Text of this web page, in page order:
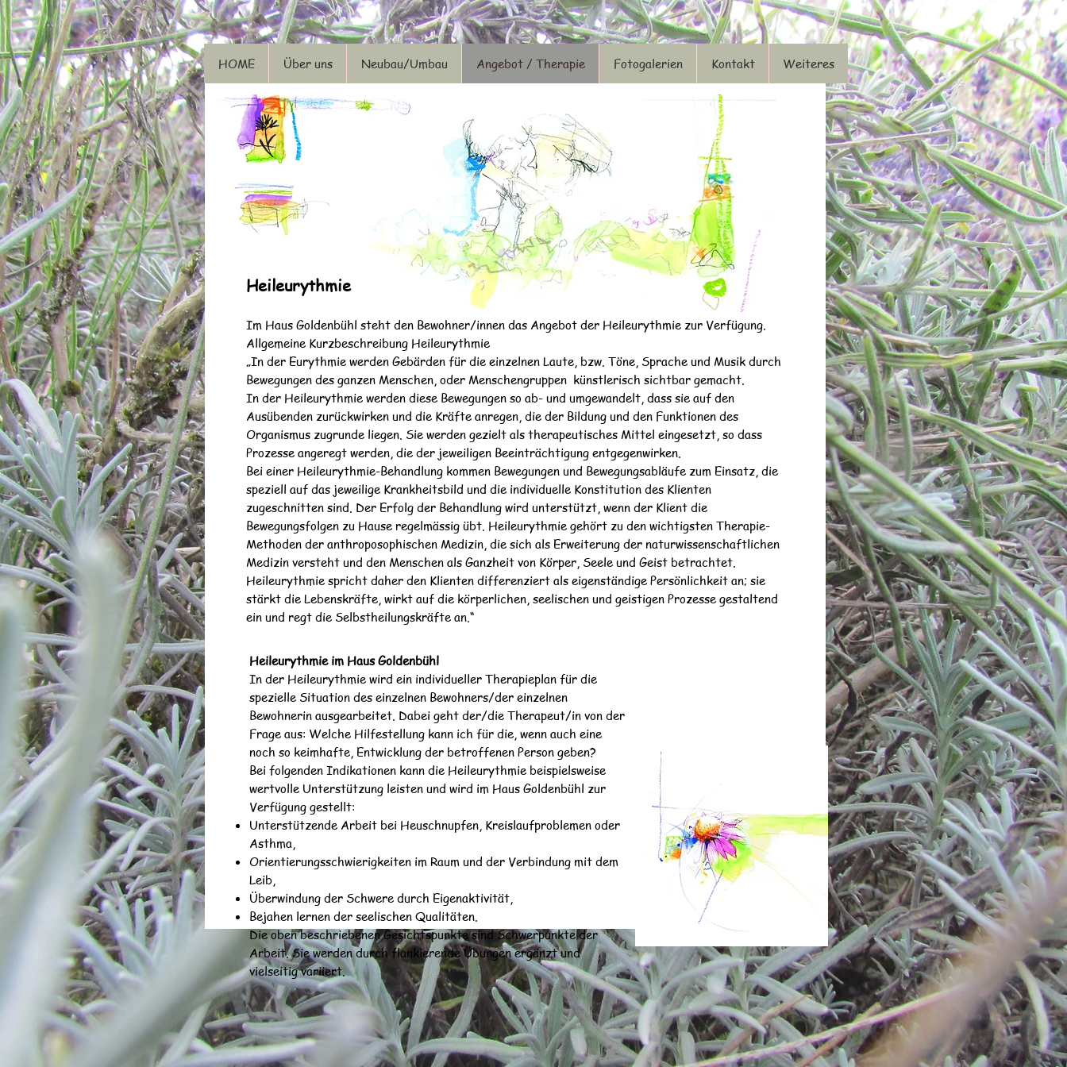
Heileurythmie
Im Haus Goldenbühl steht den Bewohner/innen das Angebot der Heileurythmie zur Verfügung.
Allgemeine Kurzbeschreibung Heileurythmie
„In der Eurythmie werden Gebärden für die einzelnen Laute, bzw. Töne, Sprache und Musik durch
Bewegungen des ganzen Menschen, oder Menschengruppen künstlerisch sichtbar gemacht.
In der Heileurythmie werden diese Bewegungen so ab- und umgewandelt, dass sie auf den
Ausübenden zurückwirken und die Kräfte anregen, die der Bildung und den Funktionen des
Organismus zugrunde liegen. Sie werden gezielt als therapeutisches Mittel eingesetzt, so dass
Prozesse angeregt werden, die der jeweiligen Beeinträchtigung entgegenwirken.
Bei einer Heileurythmie-Behandlung kommen Bewegungen und Bewegungsabläufe zum Einsatz, die
speziell auf das jeweilige Krankheitsbild und die individuelle Konstitution des Klienten
zugeschnitten sind. Der Erfolg der Behandlung wird unterstützt, wenn der Klient die
Bewegungsfolgen zu Hause regelmässig übt. Heileurythmie gehört zu den wichtigsten Therapie-
Methoden der anthroposophischen Medizin, die sich als Erweiterung der naturwissenschaftlichen
Medizin versteht und den Menschen als Ganzheit von Körper, Seele und Geist betrachtet.
Heileurythmie spricht daher den Klienten differenziert als eigenständige Persönlichkeit an; sie
stärkt die Lebenskräfte, wirkt auf die körperlichen, seelischen und geistigen Prozesse gestaltend
ein und regt die Selbstheilungskräfte an.“
Heileurythmie im Haus Goldenbühl
In der Heileurythmie wird ein individueller Therapieplan für die
spezielle Situation des einzelnen Bewohners/der einzelnen
Bewohnerin ausgearbeitet. Dabei geht der/die Therapeut/in von der
Frage aus: Welche Hilfestellung kann ich für die, wenn auch eine
noch so keimhafte, Entwicklung der betroffenen Person geben?
Bei folgenden Indikationen kann die Heileurythmie beispielsweise
wertvolle Unterstützung leisten und wird im Haus Goldenbühl zur
Verfügung gestellt:
Unterstützende Arbeit bei Heuschnupfen, Kreislaufproblemen oder
Asthma,
Orientierungsschwierigkeiten im Raum und der Verbindung mit dem
Leib,
Überwindung der Schwere durch Eigenaktivität,
Bejahen lernen der seelischen Qualitäten.
Die oben beschriebenen Gesichtspunkte sind Schwerpunkte der
Arbeit. Sie werden durch flankierende Übungen ergänzt und
vielseitig variiert.
HOME Über uns Neubau/Umbau Angebot / Therapie Fotogalerien Kontakt Weiteres